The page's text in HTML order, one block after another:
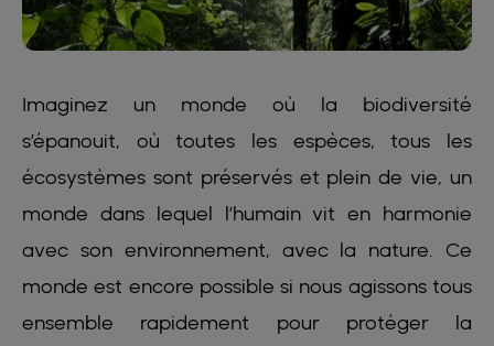
Imaginez un monde où la biodiversité
s’épanouit, où toutes les espèces, tous les
écosystèmes sont préservés et plein de vie, un
monde dans lequel l’humain vit en harmonie
avec son environnement, avec la nature. Ce
monde est encore possible si nous agissons tous
ensemble rapidement pour protéger la